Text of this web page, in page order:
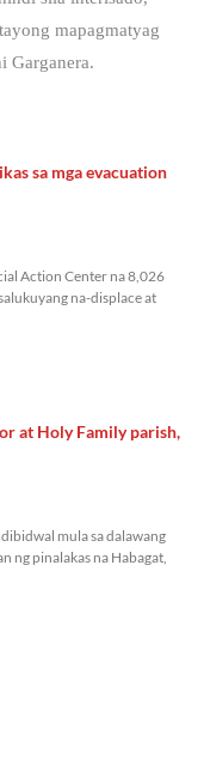
mapagmatyag
Garganera.
sa mga evacuation
Action Center na 8,026
na-displace at
at Holy Family parish,
mula sa dalawang
ng pinalakas na Habagat,